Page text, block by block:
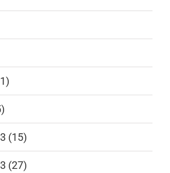
(15)
(27)